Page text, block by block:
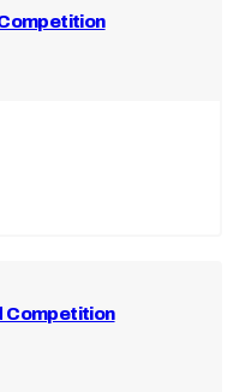
Competition